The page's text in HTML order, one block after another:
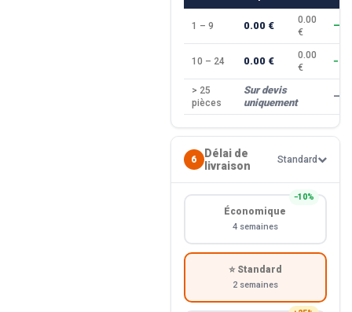
1 – 9 0.00 €
0.00
€
—
10 – 24 0.00 €
0.00
€
> 25
pièces
Sur devis
uniquement
—
6
Délai de
livraison
Standard
−10%
Économique
4 semaines
⭐ Standard
2 semaines